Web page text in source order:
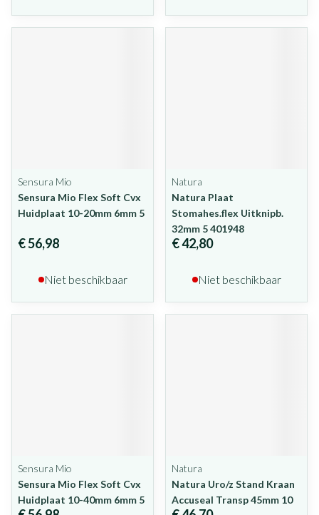
Sensura Mio
Sensura Mio Flex Soft Cvx
Huidplaat 10-20mm 6mm 5
€ 56,98
Niet beschikbaar
Natura
Natura Plaat
Stomahes.flex Uitknipb.
32mm 5 401948
€ 42,80
Niet beschikbaar
Sensura Mio
Sensura Mio Flex Soft Cvx
Huidplaat 10-40mm 6mm 5
Natura
Natura Uro/z Stand Kraan
Accuseal Transp 45mm 10